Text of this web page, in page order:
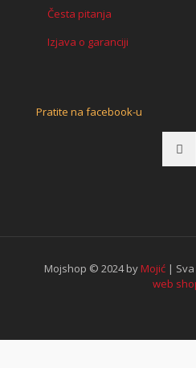
Česta pitanja
Izjava o garanciji
Pratite na facebook-u
Mojshop © 2024 byMojić| Sva
web